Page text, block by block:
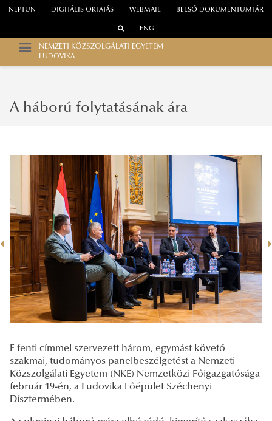
WEBMAIL
NEPTUN DIGITÁLIS OKTATÁS BELSŐ DOKUMENTUMTÁR
ENG
NEMZETI KÖZSZOLGÁLATI EGYETEM
LUDOVIKA
A háború folytatásának ára
E fenti címmel szervezett három, egymást követő
szakmai, tudományos panelbeszélgetést a Nemzeti
Közszolgálati Egyetem (NKE) Nemzetközi Főigazgatósága
február 19-én, a Ludovika Főépület Széchenyi
Dísztermében.